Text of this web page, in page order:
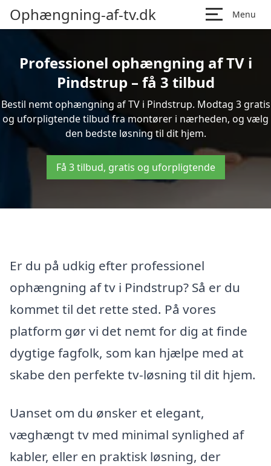
Ophængning-af-tv.dk Menu
Professionel ophængning af TV i
Pindstrup – få 3 tilbud
Bestil nemt ophængning af TV i Pindstrup. Modtag 3 gratis
og uforpligtende tilbud fra montører i nærheden, og vælg
den bedste løsning til dit hjem.
Få 3 tilbud, gratis og uforpligtende
Er du på udkig efter professionel
ophængning af tv i Pindstrup? Så er du
kommet til det rette sted. På vores
platform gør vi det nemt for dig at finde
dygtige fagfolk, som kan hjælpe med at
skabe den perfekte tv-løsning til dit hjem.
Uanset om du ønsker et elegant,
væghængt tv med minimal synlighed af
kabler, eller en praktisk løsning, der